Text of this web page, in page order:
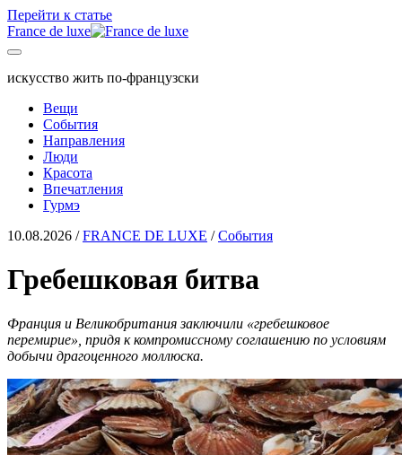
Перейти к статье
France de luxe
искусство жить по-французски
Вещи
События
Направления
Люди
Красота
Впечатления
Гурмэ
10.08.2026 /FRANCE DE LUXE /События
Гребешковая битва
Франция и Великобритания заключили «гребешковое
перемирие», придя к компромиссному соглашению по условиям
добычи драгоценного моллюска.